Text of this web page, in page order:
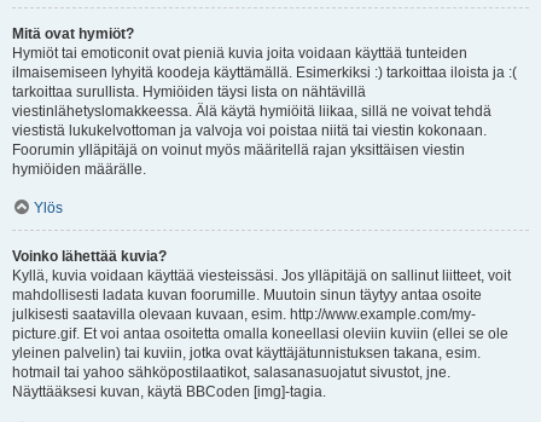
Mitä ovat hymiöt?
Hymiöt tai emoticonit ovat pieniä kuvia joita voidaan käyttää tunteiden
ilmaisemiseen lyhyitä koodeja käyttämällä. Esimerkiksi :) tarkoittaa iloista ja :(
tarkoittaa surullista. Hymiöiden täysi lista on nähtävillä
viestinlähetyslomakkeessa. Älä käytä hymiöitä liikaa, sillä ne voivat tehdä
viestistä lukukelvottoman ja valvoja voi poistaa niitä tai viestin kokonaan.
Foorumin ylläpitäjä on voinut myös määritellä rajan yksittäisen viestin
hymiöiden määrälle.
Ylös
Voinko lähettää kuvia?
Kyllä, kuvia voidaan käyttää viesteissäsi. Jos ylläpitäjä on sallinut liitteet, voit
mahdollisesti ladata kuvan foorumille. Muutoin sinun täytyy antaa osoite
julkisesti saatavilla olevaan kuvaan, esim. http://www.example.com/my-
picture.gif. Et voi antaa osoitetta omalla koneellasi oleviin kuviin (ellei se ole
yleinen palvelin) tai kuviin, jotka ovat käyttäjätunnistuksen takana, esim.
hotmail tai yahoo sähköpostilaatikot, salasanasuojatut sivustot, jne.
Näyttääksesi kuvan, käytä BBCoden [img]-tagia.